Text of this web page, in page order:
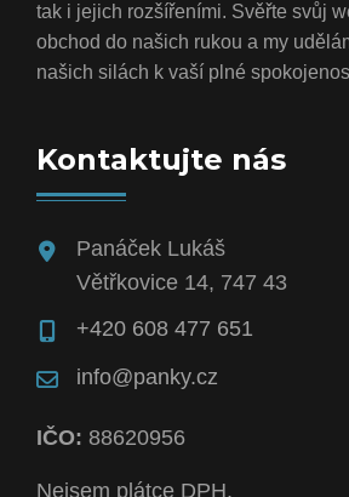
tak i jejich rozšířeními. Svěřte svůj
obchod do našich rukou a my
našich silách k vaší plné
Kontaktujte nás
Panáček Lukáš
Větřkovice 14, 747 43
+420 608 477 651
info@panky.cz
IČO: 88620956
Nejsem plátce DPH.